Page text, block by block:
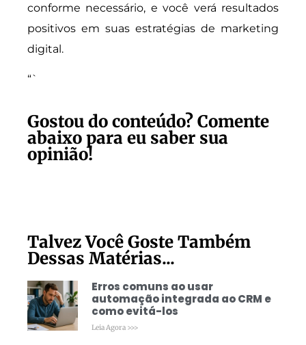
conforme necessário, e você verá resultados
positivos em suas estratégias de marketing
digital.
“`
Gostou do conteúdo? Comente
abaixo para eu saber sua
opinião!
Talvez Você Goste Também
Dessas Matérias...
Erros comuns ao usar
automação integrada ao CRM e
como evitá-los
Leia Agora >>>